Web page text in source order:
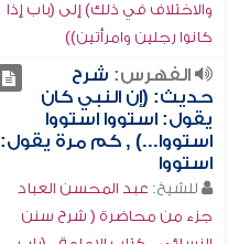
والاختلاف في ذلك) إلى (باب إذا
كانوا رجلين وامرأتين))
الفهرس: شرح
حديث: (إن النبي كان
يقول: استووا استووا
استووا...) , كم مرة يقول:
استووا
للشيخ: عبد المحسن العباد
جزء من محاضرة ( شرح سنن